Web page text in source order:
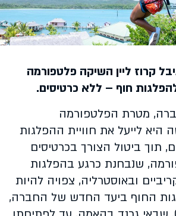
קרוז ליין השיקה פלטפורמה
חוף – ללא כרטיסים.
מטרת הפלטפורמה
היא לייעל את חוויית ההפלגות
תוך ביטול הצורך בכרטיסים
שנבחנת כרגע בהפלגות
ובאוסטרליה, צפויה להיות
החוף ביעד החדש של החברה,